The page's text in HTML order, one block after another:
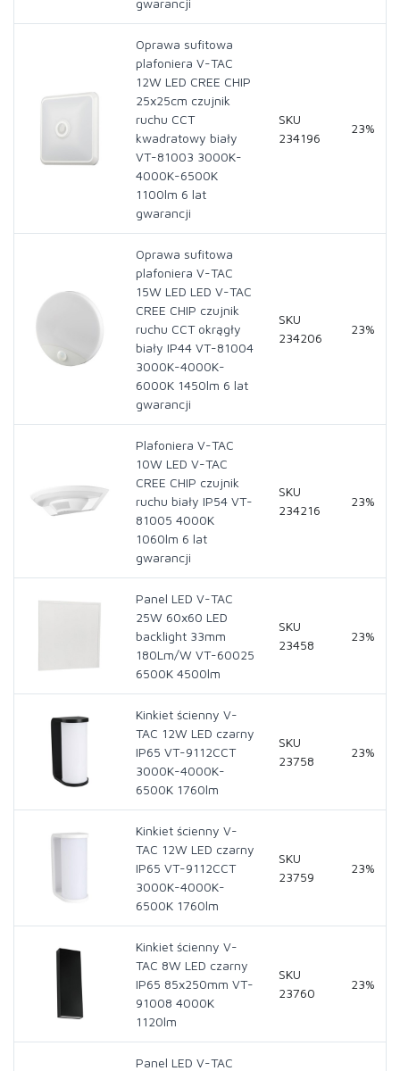
gwarancji
Oprawa sufitowa
plafoniera V-TAC
12W LED CREE CHIP
25x25cm czujnik
ruchu CCT
kwadratowy biały
VT-81003 3000K-
4000K-6500K
1100lm 6 lat
gwarancji
SKU
234196
23%
Oprawa sufitowa
plafoniera V-TAC
15W LED LED V-TAC
CREE CHIP czujnik
ruchu CCT okrągły
biały IP44 VT-81004
3000K-4000K-
6000K 1450lm 6 lat
gwarancji
SKU
234206
23%
Plafoniera V-TAC
10W LED V-TAC
CREE CHIP czujnik
ruchu biały IP54 VT-
81005 4000K
1060lm 6 lat
gwarancji
SKU
234216
23%
Panel LED V-TAC
25W 60x60 LED
backlight 33mm
180Lm/W VT-60025
6500K 4500lm
SKU
23458
23%
Kinkiet ścienny V-
TAC 12W LED czarny
IP65 VT-9112CCT
3000K-4000K-
6500K 1760lm
SKU
23758
23%
Kinkiet ścienny V-
TAC 12W LED czarny
IP65 VT-9112CCT
3000K-4000K-
6500K 1760lm
SKU
23759
23%
Kinkiet ścienny V-
TAC 8W LED czarny
IP65 85x250mm VT-
91008 4000K
1120lm
SKU
23760
23%
Panel LED V-TAC